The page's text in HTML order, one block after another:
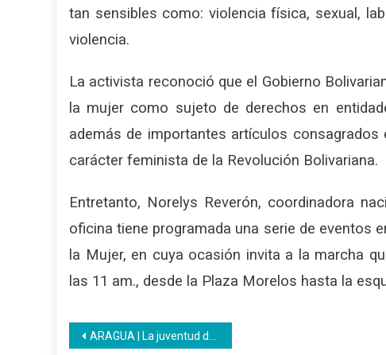
tan sensibles como: violencia física, sexual,
violencia.
La activista reconoció que el Gobierno
la mujer como sujeto de derechos en
además de importantes artículos
carácter feminista de la Revolución Bolivariana.
Entretanto, Norelys Reverón, coordinadora
oficina tiene programada una serie de eventos
la Mujer, en cuya ocasión invita a la marcha
las 11 am., desde la Plaza Morelos hasta la
Navegación
ARAGUA | La juventud del PNA avanza como fuerza productiva desde El CFS Inces El Limón